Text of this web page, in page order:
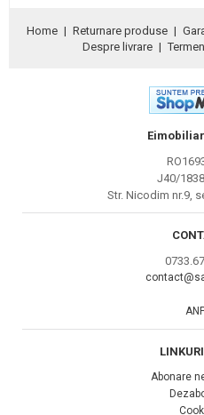
Home | Returnare produse |
Despre livrare |
J40/
Str. Nicodim nr.9,
Abonare